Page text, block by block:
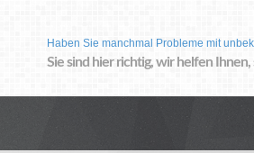
Haben Sie manchmal Probleme mit
Sie sind hier richtig, wir helfen Ihnen,